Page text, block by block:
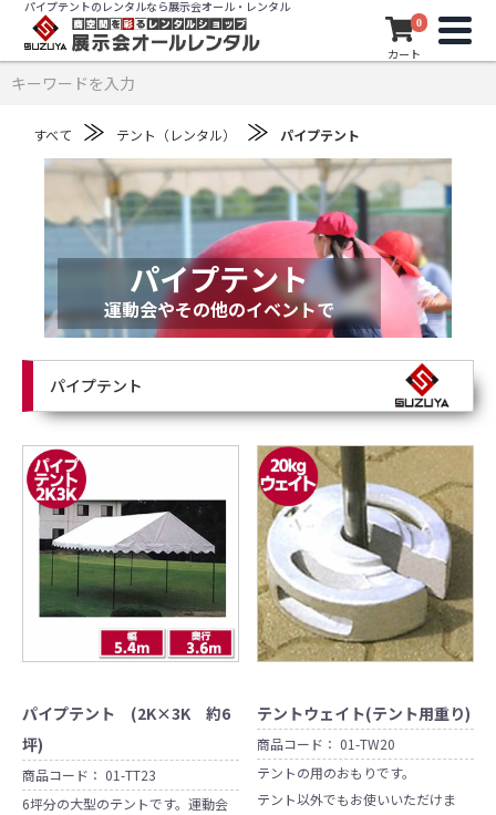
パイプテントのレンタルなら展示会オール・レンタル
0
カート
すべて ≫ テント（レンタル） ≫ パイプテント
パイプテント
運動会やその他のイベントで
パイプテント
パイプテント (2K×3K 約6
坪)
商品コード： 01-TT23
6坪分の大型のテントです。運動会
テントウェイト(テント用重り)
商品コード： 01-TW20
テントの用のおもりです。
テント以外でもお使いいただけま